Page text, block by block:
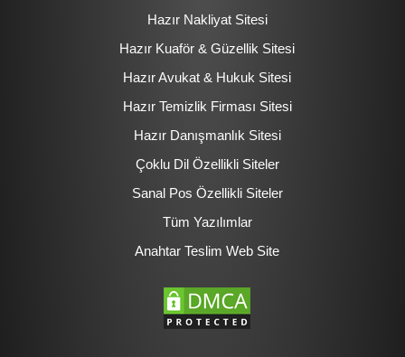
Hazır Nakliyat Sitesi
Hazır Kuaför & Güzellik Sitesi
Hazır Avukat & Hukuk Sitesi
Hazır Temizlik Firması Sitesi
Hazır Danışmanlık Sitesi
Çoklu Dil Özellikli Siteler
Sanal Pos Özellikli Siteler
Tüm Yazılımlar
Anahtar Teslim Web Site